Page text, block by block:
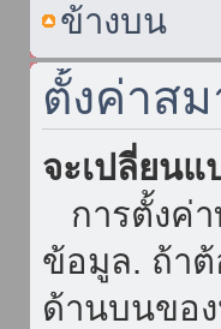
ข้างบน
ตั้งค่าส
จะเปลี่ยนแ
การตั้งค่
ข้อมูล. ถ้า
ด้านบนขอ